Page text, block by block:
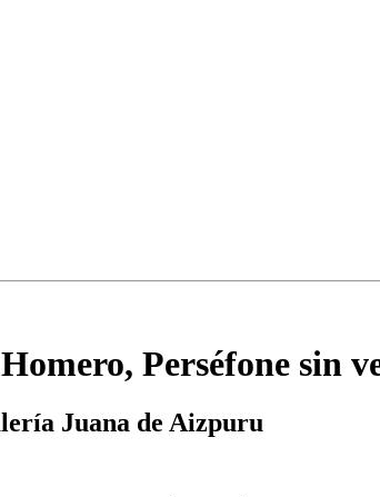
Perséfone sin
Juana de Aizpuru